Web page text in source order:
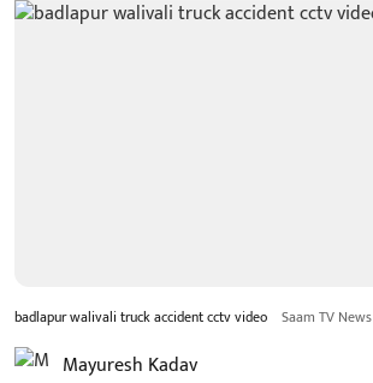
badlapur walivali truck accident cctv video Saam TV News
Mayuresh Kadav